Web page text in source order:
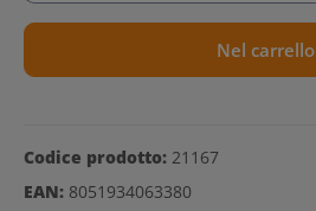
Nel carrello
Codice prodotto: 21167
EAN: 8051934063380